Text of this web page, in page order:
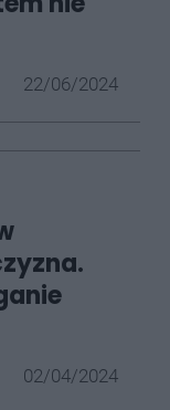
22/06/2024
02/04/2024